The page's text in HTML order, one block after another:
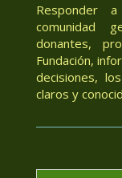
Responder
comunidad
donantes,
Fundación,
decisiones,
claros y